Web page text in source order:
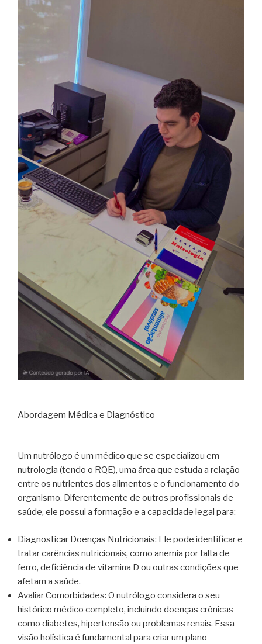
Abordagem Médica e Diagnóstico
Um nutrólogo é um médico que se especializou em
nutrologia (tendo o RQE), uma área que estuda a relação
entre os nutrientes dos alimentos e o funcionamento do
organismo. Diferentemente de outros profissionais de
saúde, ele possui a formação e a capacidade legal para:
Diagnosticar Doenças Nutricionais: Ele pode identificar e
tratar carências nutricionais, como anemia por falta de
ferro, deficiência de vitamina D ou outras condições que
afetam a saúde.
Avaliar Comorbidades: O nutrólogo considera o seu
histórico médico completo, incluindo doenças crônicas
como diabetes, hipertensão ou problemas renais. Essa
visão holística é fundamental para criar um plano